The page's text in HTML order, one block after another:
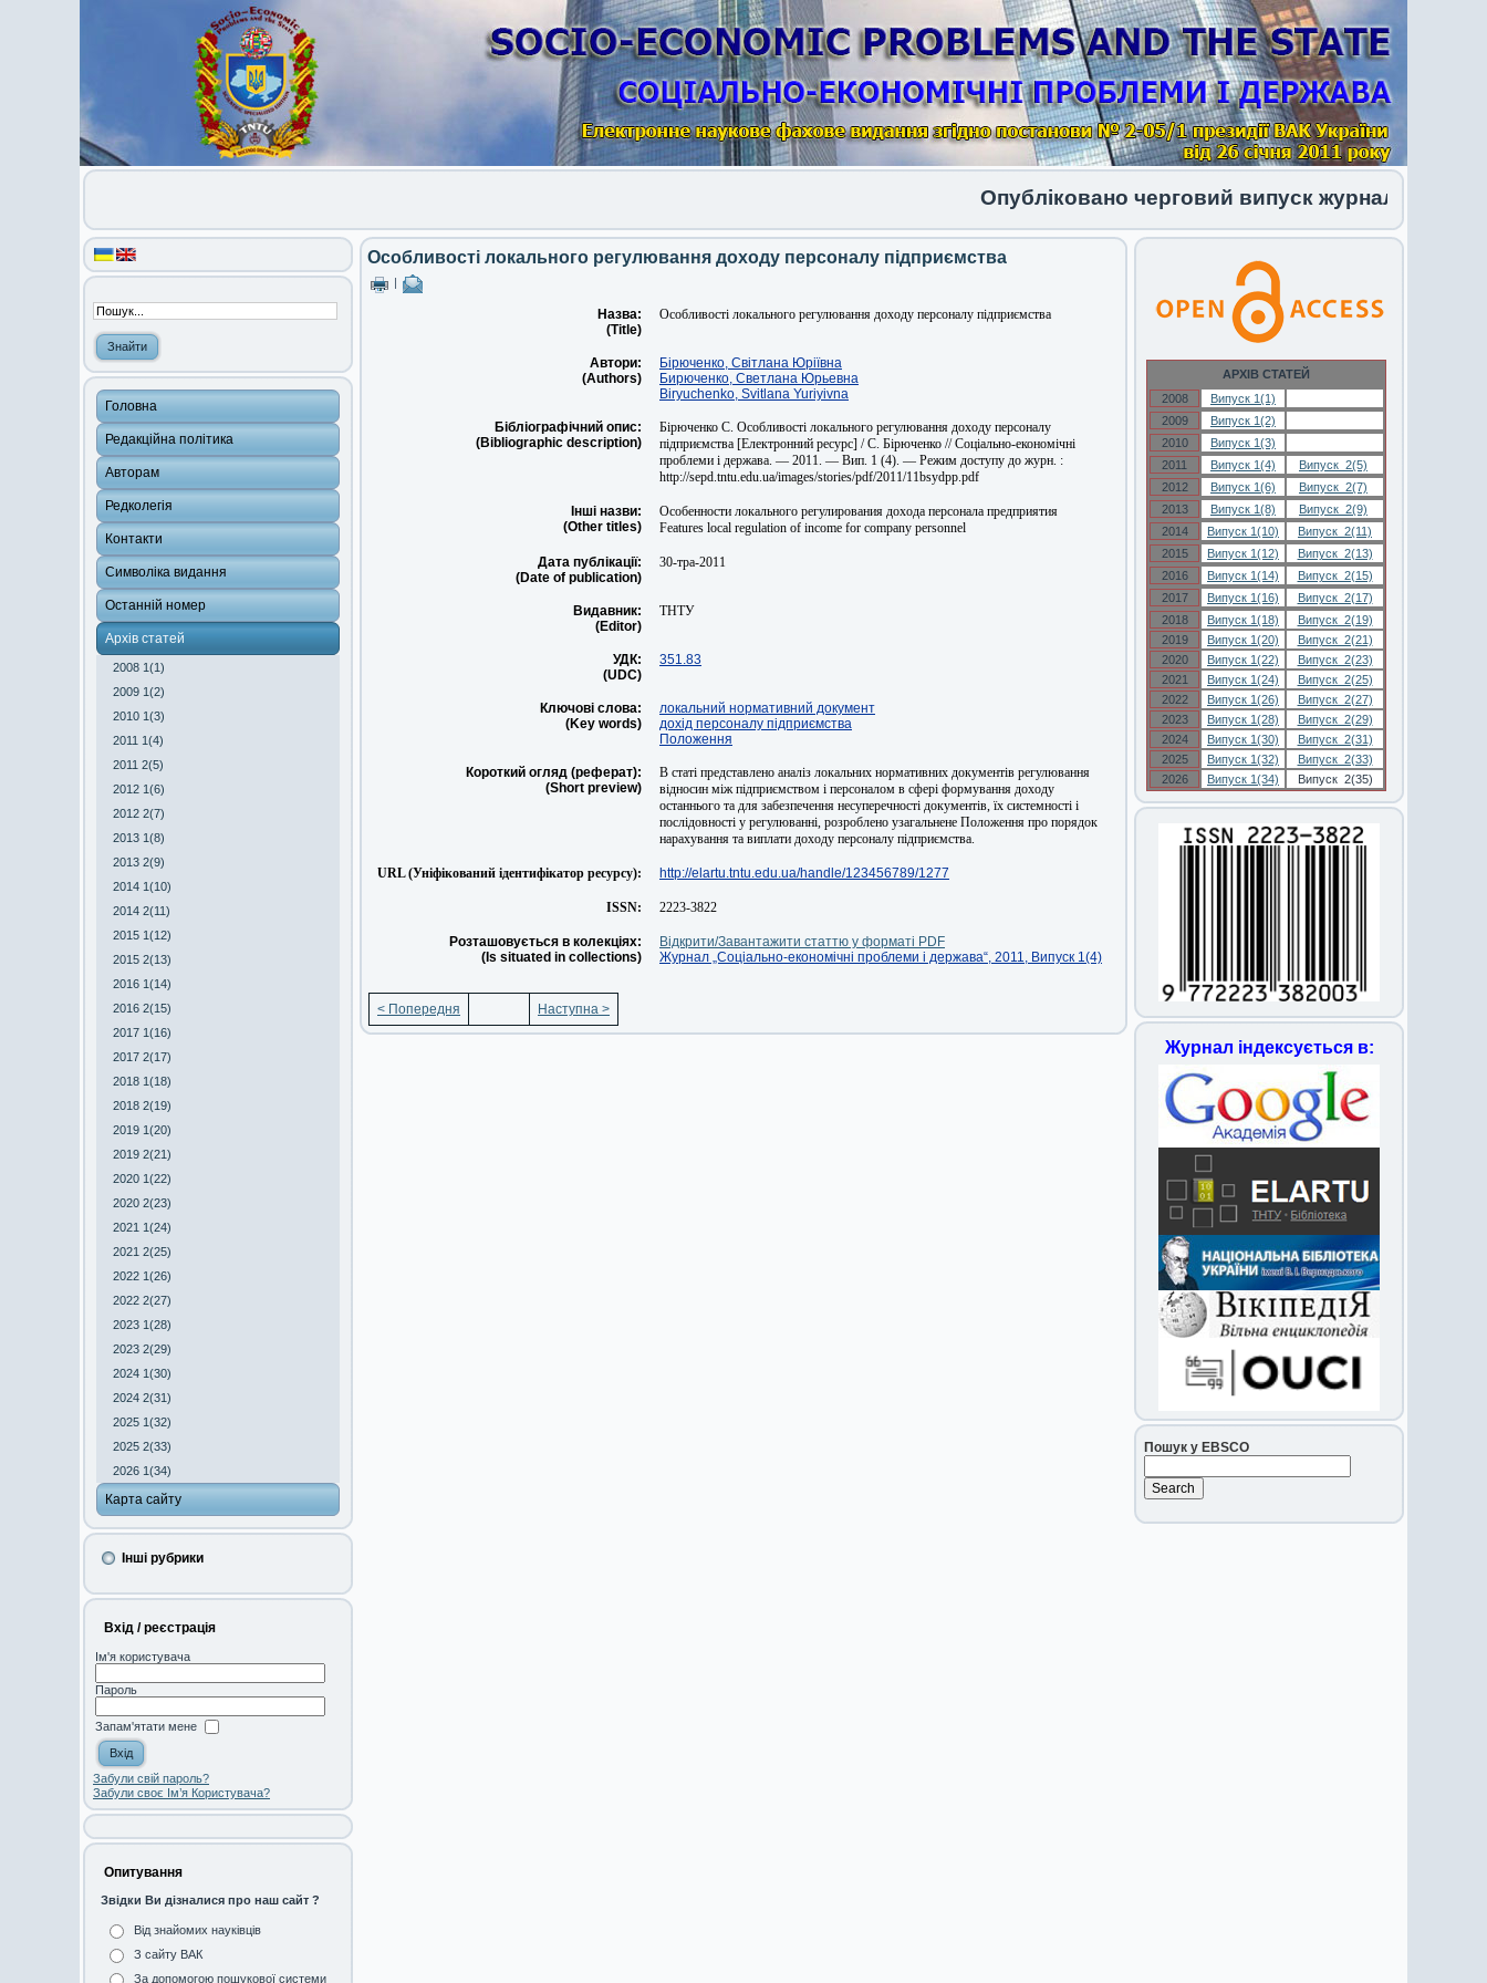
Опубліковано черговий випуск журналу 1 (34) 2026
Головна
Редакційна політика
Авторам
Редколегія
Контакти
Символіка видання
Останній номер
Архів статей
2008 1(1)
2009 1(2)
2010 1(3)
2011 1(4)
2011 2(5)
2012 1(6)
2012 2(7)
2013 1(8)
2013 2(9)
2014 1(10)
2014 2(11)
2015 1(12)
2015 2(13)
2016 1(14)
2016 2(15)
2017 1(16)
2017 2(17)
2018 1(18)
2018 2(19)
2019 1(20)
2019 2(21)
2020 1(22)
2020 2(23)
2021 1(24)
2021 2(25)
2022 1(26)
2022 2(27)
2023 1(28)
2023 2(29)
2024 1(30)
2024 2(31)
2025 1(32)
2025 2(33)
2026 1(34)
Карта сайту
Інші рубрики
Вхід / реєстрація
Ім'я користувача
Пароль
Запам'ятати мене
Забули свій пароль?
Забули своє Ім’я Користувача?
Опитування
Звідки Ви дізналися про наш сайт ?
Від знайомих науківців
З сайту ВАК
За допомогою пошукової системи
Особливості локального регулювання доходу персоналу підприємства
Назва:
(Title)
Особливості локального регулювання доходу персоналу підприємства
Автори:
(Authors)
Бірюченко, Світлана Юріївна
Бирюченко, Светлана Юрьевна
Biryuchenko, Svitlana Yuriyivna
Бібліографічний опис:
(Bibliographic description)
Бірюченко С. Особливості локального регулювання доходу персоналу
підприємства [Електронний ресурс] / С. Бірюченко // Соціально-економічні
проблеми і держава. — 2011. — Вип. 1 (4). — Режим доступу до журн. :
http://sepd.tntu.edu.ua/images/stories/pdf/2011/11bsydpp.pdf
Інші назви:
(Other titles)
Особенности локального регулирования дохода персонала предприятия
Features local regulation of income for company personnel
Дата публікації:
(Date of publication)
30-тра-2011
Видавник:
(Editor)
ТНТУ
УДК:
(UDC)
351.83
Ключові слова:
(Key words)
локальний нормативний документ
дохід персоналу підприємства
Положення
Короткий огляд (реферат):
(Short preview)
В статі представлено аналіз локальних нормативних документів регулювання
відносин між підприємством і персоналом в сфері формування доходу
останнього та для забезпечення несуперечності документів, їх системності і
послідовності у регулюванні, розроблено узагальнене Положення про порядок
нарахування та виплати доходу персоналу підприємства.
URL (Уніфікований ідентифікатор ресурсу): http://elartu.tntu.edu.ua/handle/123456789/1277
ISSN: 2223-3822
Розташовується в колекціях:
(Is situated in collections)
Відкрити/Завантажити статтю у форматі PDF
Журнал „Соціально-економічні проблеми і держава“, 2011, Випуск 1(4)
< Попередня Наступна >
АРХІВ СТАТЕЙ
2008
Випуск 1(1)
2009
Випуск 1(2)
2010
Випуск 1(3)
2011
Випуск 1(4)
Випуск 2(5)
2012
Випуск 1(6)
Випуск 2(7)
2013
Випуск 1(8)
Випуск 2(9)
2014
Випуск 1(10)
Випуск 2(11)
2015
Випуск 1(12)
Випуск 2(13)
2016
Випуск 1(14)
Випуск 2(15)
2017
Випуск 1(16)
Випуск 2(17)
2018
Випуск 1(18)
Випуск 2(19)
2019
Випуск 1(20)
Випуск 2(21)
2020
Випуск 1(22)
Випуск 2(23)
2021
Випуск 1(24)
Випуск 2(25)
2022
Випуск 1(26)
Випуск 2(27)
2023
Випуск 1(28)
Випуск 2(29)
2024
Випуск 1(30)
Випуск 2(31)
2025
Випуск 1(32)
Випуск 2(33)
2026
Випуск 1(34) Випуск 2(35)
Журнал індексується в:
Пошук у EBSCO